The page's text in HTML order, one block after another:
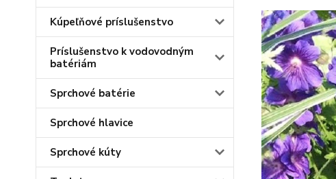
Kúpeľňové príslušenstvo
Príslušenstvo k vodovodným
batériám
Sprchové batérie
Sprchové hlavice
Sprchové kúty